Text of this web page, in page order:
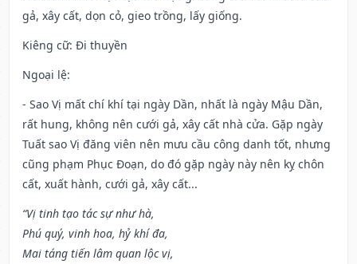
gả, xây cất, dọn cỏ, gieo trồng, lấy giống.
Kiêng cữ: Đi thuyền
Ngoại lệ:
- Sao Vị mất chí khí tại ngày Dần, nhất là ngày Mậu Dần,
rất hung, không nên cưới gả, xây cất nhà cửa. Gặp ngày
Tuất sao Vị đăng viên nên mưu cầu công danh tốt, nhưng
cũng phạm Phục Đoạn, do đó gặp ngày này nên kỵ chôn
cất, xuất hành, cưới gả, xây cất...
“Vị tinh tạo tác sự như hà,
Phú quý, vinh hoa, hỷ khí đa,
Mai táng tiến lâm quan lộc vị,